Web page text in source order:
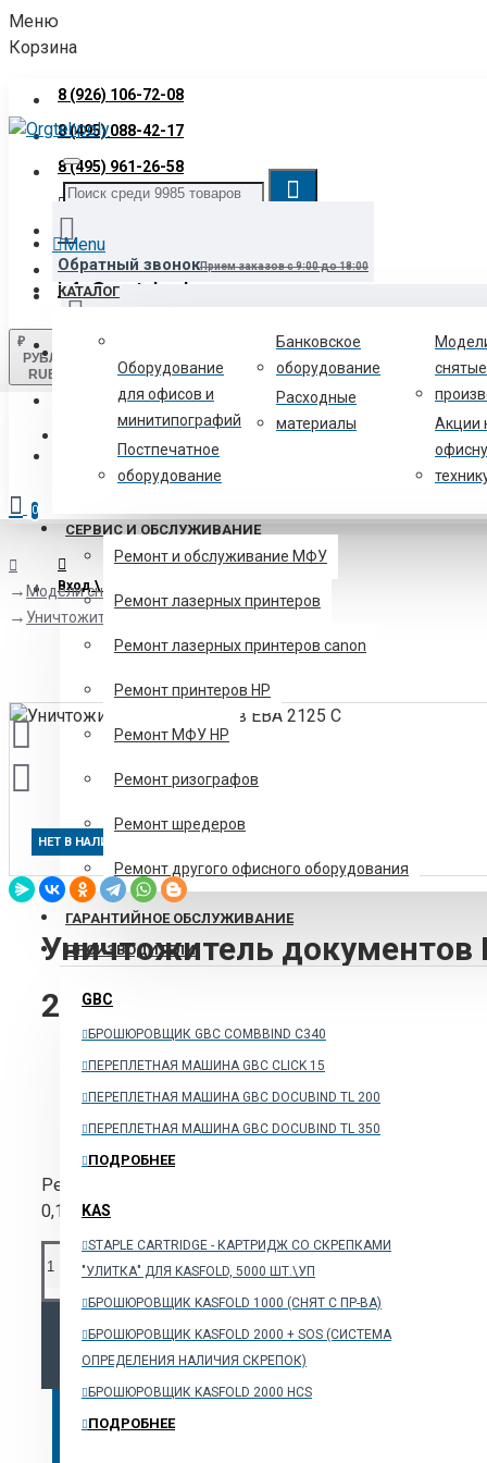
Меню
Корзина
8 (926) 106-72-08
8 (495) 088-42-17
8 (495) 961-26-58
Звонок бесплатный
info@orgtehpoly.com
₽
РУБЛЬ
RUB
Вход \ Регистрация
Обратный звонокПрием заказов с 9:00 до 18:00
Нашли товар дешевле? Сообщите нам и мы снизим для вас
Текстильщики-схема проезда2-й Грайвороновский проезд,
Menu
КАТАЛОГ
Оборудование
для офисов и
минитипографий
Постпечатное
оборудование
Банковское
оборудование
Расходные
материалы
Акции
СЕРВИС И ОБСЛУЖИВАНИЕ
Ремонт и обслуживание МФУ
Ремонт лазерных принтеров
Ремонт лазерных принтеров canon
Ремонт принтеров HP
Ремонт МФУ HP
Ремонт ризографов
Ремонт шредеров
Ремонт другого офисного оборудования
ГАРАНТИЙНОЕ ОБСЛУЖИВАНИЕ
ПРОИЗВОДИТЕЛИ
GBC
БРОШЮРОВЩИК GBC COMBBIND C340
ПЕРЕПЛЕТНАЯ МАШИНА GBC CLICK 15
ПЕРЕПЛЕТНАЯ МАШИНА GBC DOCUBIND TL 200
ПЕРЕПЛЕТНАЯ МАШИНА GBC DOCUBIND TL 350
ПОДРОБНЕЕ
KAS
STAPLE CARTRIDGE - КАРТРИДЖ СО СКРЕПКАМИ
"УЛИТКА" ДЛЯ KASFOLD, 5000 ШТ.\УП
БРОШЮРОВЩИК KASFOLD 1000 (CНЯТ С ПР-ВА)
БРОШЮРОВЩИК KASFOLD 2000 + SOS (СИСТЕМА
ОПРЕДЕЛЕНИЯ НАЛИЧИЯ СКРЕПОК)
БРОШЮРОВЩИК KASFOLD 2000 HCS
ПОДРОБНЕЕ
Регистрация
8 (800) 700-06-12
0
Модели снятые с производства
Уничтожитель документов EBA 2125 C
НЕТ В НАЛИЧИИ
Уничтожитель документов
29900₽
Резка - 4x40 мм,секретность - 3, макс. количество
0,10 м/сек., емкость корзины - 75 л.Производство-
КУПИТЬ
ОФОРМИТЬ